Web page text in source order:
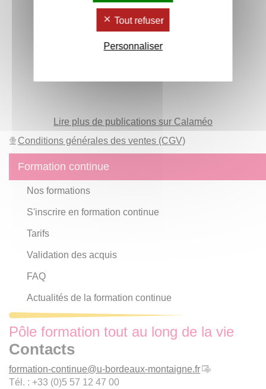
Lire plus de publications sur Calaméo
Conditions générales des ventes (CGV)
Formation continue
Nos formations
S'inscrire en formation continue
Tarifs
Validation des acquis
FAQ
Actualités de la formation continue
Pôle formation tout au long de la vie
Contacts
formation-continue@u-bordeaux-montaigne.fr
Tél. : +33 (0)5 57 12 47 00
Tout refuser
Personnaliser